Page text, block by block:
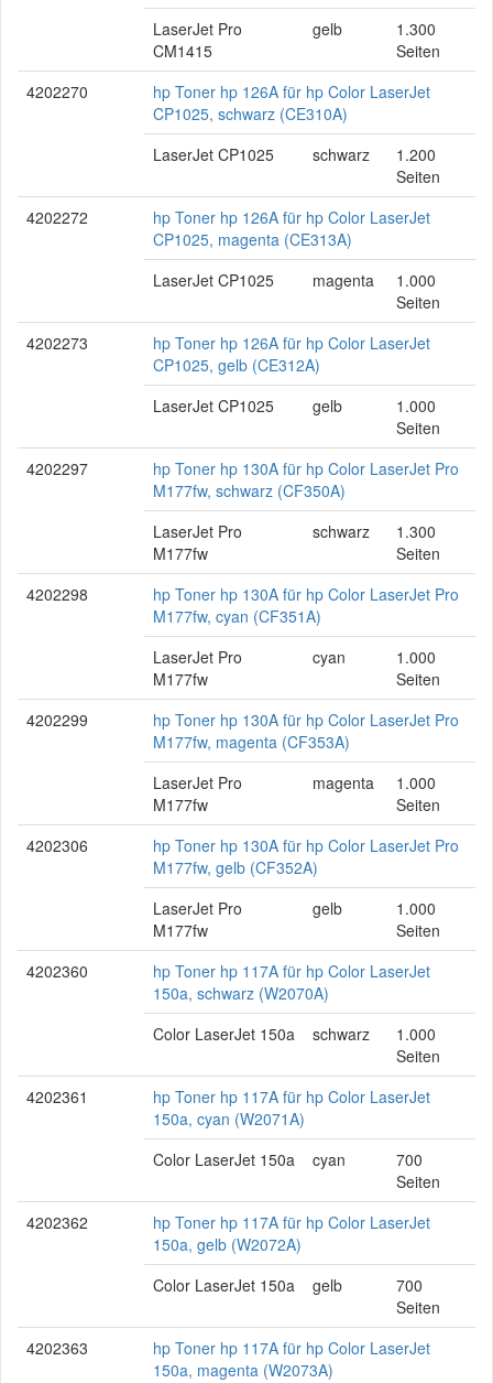
LaserJet Pro
CM1415
gelb
1.300
Seiten
4202270
hp Toner hp 126A für hp Color LaserJet
CP1025, schwarz (CE310A)
LaserJet CP1025
schwarz
1.200
Seiten
4202272
hp Toner hp 126A für hp Color LaserJet
CP1025, magenta (CE313A)
LaserJet CP1025
magenta
1.000
Seiten
4202273
hp Toner hp 126A für hp Color LaserJet
CP1025, gelb (CE312A)
LaserJet CP1025
gelb
1.000
Seiten
4202297
hp Toner hp 130A für hp Color LaserJet Pro
M177fw, schwarz (CF350A)
LaserJet Pro
M177fw
schwarz
1.300
Seiten
4202298
hp Toner hp 130A für hp Color LaserJet Pro
M177fw, cyan (CF351A)
LaserJet Pro
M177fw
cyan
1.000
Seiten
4202299
hp Toner hp 130A für hp Color LaserJet Pro
M177fw, magenta (CF353A)
LaserJet Pro
M177fw
magenta
1.000
Seiten
4202306
hp Toner hp 130A für hp Color LaserJet Pro
M177fw, gelb (CF352A)
LaserJet Pro
M177fw
gelb
1.000
Seiten
4202360
hp Toner hp 117A für hp Color LaserJet
150a, schwarz (W2070A)
Color LaserJet 150a
schwarz
1.000
Seiten
4202361
hp Toner hp 117A für hp Color LaserJet
150a, cyan (W2071A)
Color LaserJet 150a
cyan
700
Seiten
4202362
hp Toner hp 117A für hp Color LaserJet
150a, gelb (W2072A)
Color LaserJet 150a
gelb
700
Seiten
4202363
hp Toner hp 117A für hp Color LaserJet
150a, magenta (W2073A)